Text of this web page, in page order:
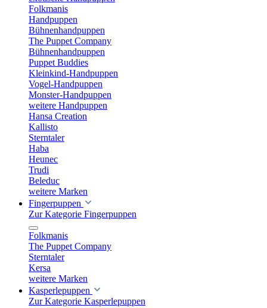
Folkmanis
Handpuppen
Bühnenhandpuppen
The Puppet Company
Bühnenhandpuppen
Puppet Buddies
Kleinkind-Handpuppen
Vogel-Handpuppen
Monster-Handpuppen
weitere Handpuppen
Hansa Creation
Kallisto
Sterntaler
Haba
Heunec
Trudi
Beleduc
weitere Marken
Fingerpuppen
Zur Kategorie Fingerpuppen
Folkmanis
The Puppet Company
Sterntaler
Kersa
weitere Marken
Kasperlepuppen
Zur Kategorie Kasperlepuppen